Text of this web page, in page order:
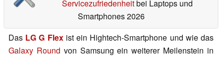
Servicezufriedenheitbei Laptops und
Smartphones 2026
Das LG G Flexist ein Hightech-Smartphone und wie das
Galaxy Round von Samsung ein weiterer Meilenstein in